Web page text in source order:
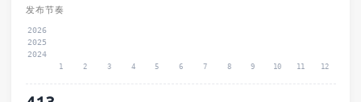
发布节奏
2026
2025
2024
1 2 3 4 5 6 7 8 9 10 11 12